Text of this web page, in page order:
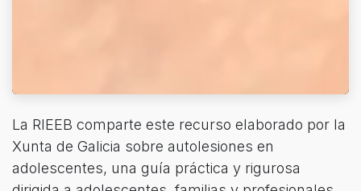
La RIEEB comparte este recurso elaborado por la
Xunta de Galicia sobre autolesiones en
adolescentes, una guía práctica y rigurosa